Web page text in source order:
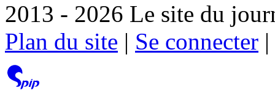
2013 - 2026 Le site du
Plan du site | Se connecter |